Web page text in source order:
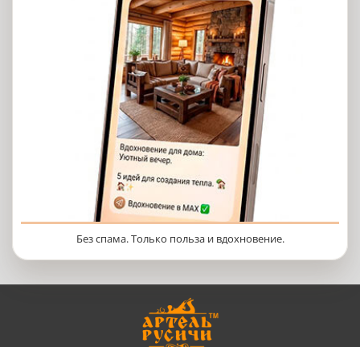
Без спама. Только польза и вдохновение.